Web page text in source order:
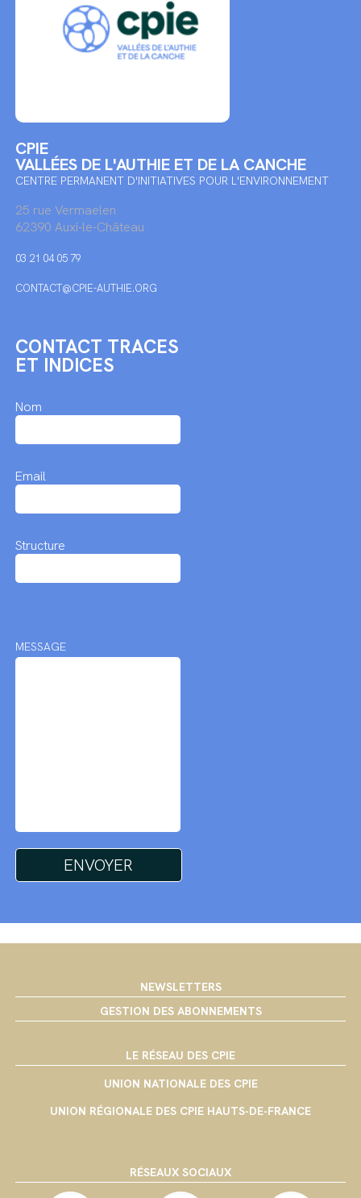
CPIE
VALLÉES DE L'AUTHIE ET DE LA CANCHE
CENTRE PERMANENT D'INITIATIVES POUR L'ENVIRONNEMENT
25 rue Vermaelen
62390 Auxi-le-Château
03 21 04 05 79
CONTACT@CPIE-AUTHIE.ORG
CONTACT TRACES
ET INDICES
Nom
Email
Structure
MESSAGE
NEWSLETTERS
GESTION DES ABONNEMENTS
LE RÉSEAU DES CPIE
UNION NATIONALE DES CPIE
UNION RÉGIONALE DES CPIE HAUTS-DE-FRANCE
RÉSEAUX SOCIAUX